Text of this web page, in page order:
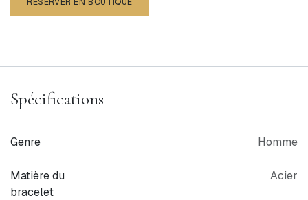
Spécifications
Genre Homme
Matière du
bracelet
Acier